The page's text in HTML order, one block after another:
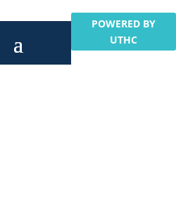
POWERED BY
UTHC